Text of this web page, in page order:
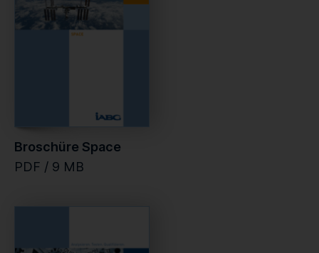
Broschüre Space
PDF / 9 MB